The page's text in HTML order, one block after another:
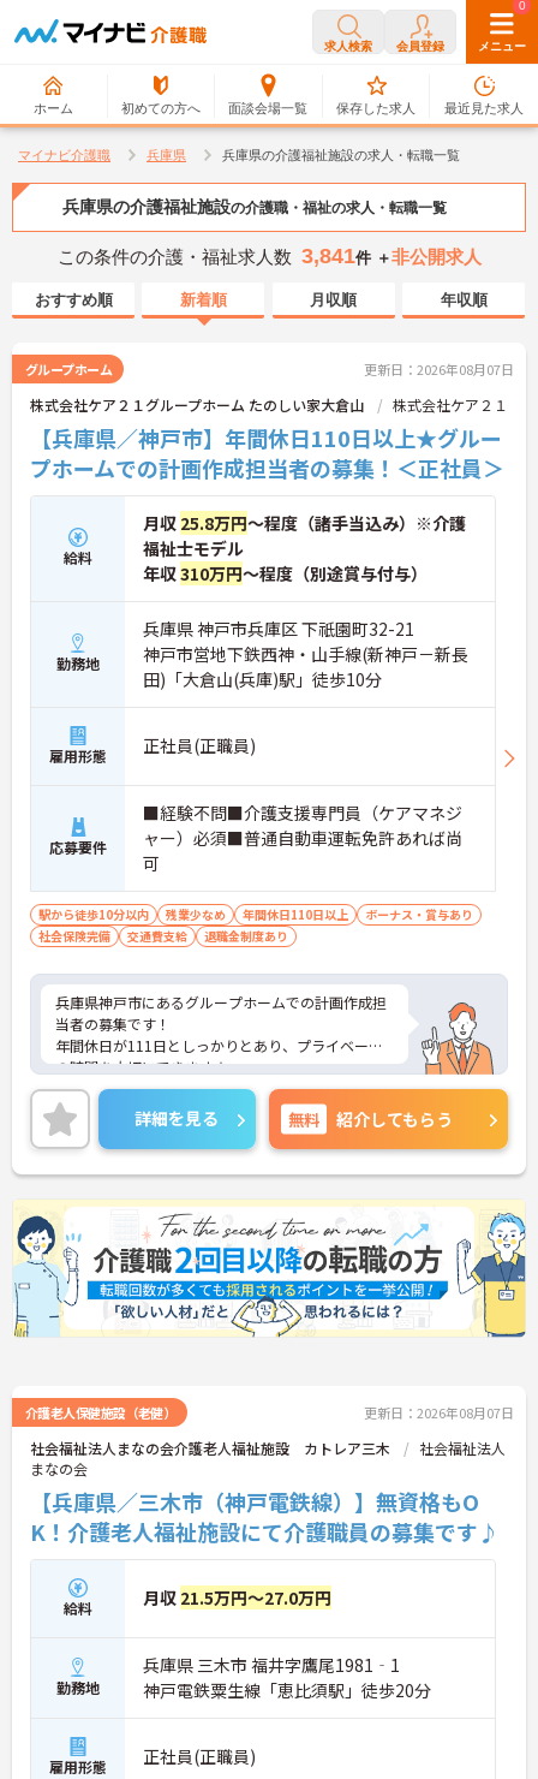
求人検索 会員登録 メニュー
ホーム 初めての方へ 面談会場一覧
0
保存した求人
0
最近見た求人
マイナビ介護職 兵庫県 兵庫県の介護福祉施設の求人・転職一覧
兵庫県の介護福祉施設の介護職・福祉の求人・転職一覧
この条件の介護・福祉求人数 3,841件 ＋非公開求人
おすすめ順 新着順 月収順 年収順
グループホーム 更新日：2026年08月07日
株式会社ケア２１グループホーム たのしい家大倉山 株式会社ケア２１
【兵庫県／神戸市】年間休日110日以上★グルー
プホームでの計画作成担当者の募集！＜正社員＞
給料
月収 25.8万円～程度（諸手当込み）※介護
福祉士モデル
年収310万円～程度（別途賞与付与）
勤務地
兵庫県 神戸市兵庫区 下祇園町32-21
神戸市営地下鉄西神・山手線(新神戸－新長
田)「大倉山(兵庫)駅」徒歩10分
雇用形態 正社員(正職員)
応募要件
■経験不問■介護支援専門員（ケアマネジ
ャー）必須■普通自動車運転免許あれば尚
可
駅から徒歩10分以内 残業少なめ 年間休日110日以上
ボーナス・賞与あり
社会保険完備
交通費支給 退職金制度あり
兵庫県神戸市にあるグループホームでの計画作成担
当者の募集です！
年間休日が111日としっかりとあり、プライベート
の時間を大切にできます☆
また地域手当、資格手当などの各種手当が充実して
おり、金銭面も安心です♪
ご興味のある方には、面接対策ポイントなど、さら
に詳細をお話しいたしますのでお気軽にご相談くだ
さい！
詳細を見る 無料 紹介してもらう
介護老人保健施設（老健） 更新日：2026年08月07日
社会福祉法人まなの会介護老人福祉施設 カトレア三木
社会福祉法人
まなの会
【兵庫県／三木市（神戸電鉄線）】無資格もO
K！介護老人福祉施設にて介護職員の募集です♪
給料 月収 21.5万円～27.0万円
勤務地
兵庫県 三木市 福井字鷹尾1981‐1
神戸電鉄粟生線「恵比須駅」徒歩20分
雇用形態 正社員(正職員)